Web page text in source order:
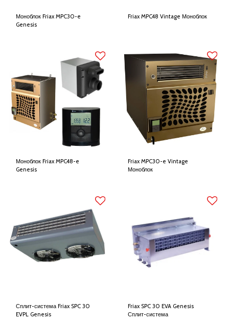
Моноблок Friax MPC30-e
Genesis
Friax MPC48 Vintage Моноблок
Моноблок Friax MPC48-e
Genesis
Friax MPC30-e Vintage
Моноблок
Сплит-система Friax SPC 30
EVPL Genesis
Friax SPC 30 EVA Genesis
Сплит-система